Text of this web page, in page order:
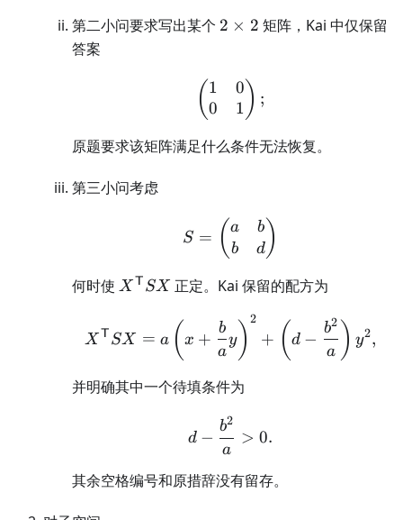
第二小问要求写出某个 2\times2
2 × 2 矩阵，Kai 中仅保留
答案
(1
0
0
1 ) ;
原题要求该矩阵满足什么条件无法恢复。
第三小问考虑
S = ( a
b
b
d )
何时使 X^{\mathsf
X T SX 正定。Kai 保留的配方为
X^{\mathsf T}SX
X T SX = a (x +
a
b
y ) 2
+ ( d −
a
b2 ) y2,
并明确其中一个待填条件为
d-\frac{b^2}{a}>0.
d −
a
b2
> 0.
其余空格编号和原措辞没有留存。